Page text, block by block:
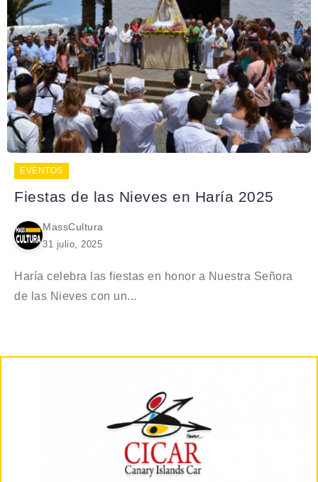
EVENTOS
Fiestas de las Nieves en Haría 2025
MassCultura
31 julio, 2025
Haría celebra las fiestas en honor a Nuestra Señora
de las Nieves con un...